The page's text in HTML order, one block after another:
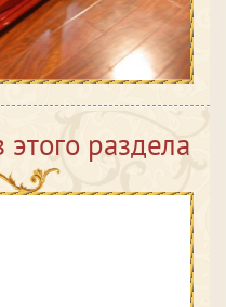
раздела